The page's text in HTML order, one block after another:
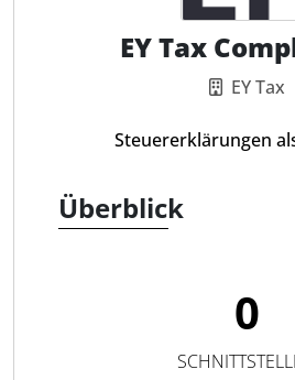
EY Tax
EY Tax
Steuererklärungen
Überblick
0